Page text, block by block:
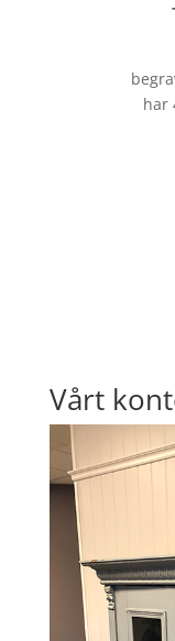
har
Vårt